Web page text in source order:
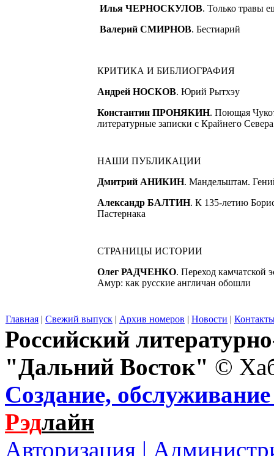
Илья ЧЕРНОСКУЛОВ. Только травы
Валерий СМИРНОВ. Бестиарий
КРИТИКА И БИБЛИОГРАФИЯ
Андрей НОСКОВ. Юрий Рытхэу
Константин ПРОНЯКИН. Поющая
литературные записки с Крайнего Севера
НАШИ ПУБЛИКАЦИИ
Дмитрий АНИКИН. Мандельштам.
Александр БАЛТИН. К 135-летию
Пастернака
СТРАНИЦЫ ИСТОРИИ
Олег РАДЧЕНКО. Переход камчатской
Амур: как русские англичан обошли
Главная | Свежий выпуск | Архив номеров | Новости |
Российский
"Дальний Восток" ©
Создание,
Рэдлайн
Авторизация |